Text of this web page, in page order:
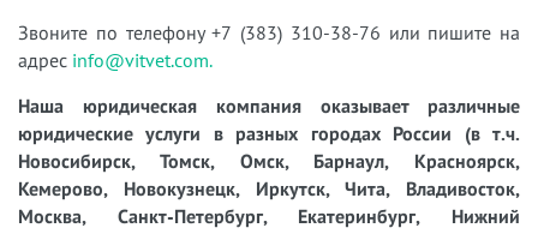
Звоните по телефону +7 (383) 310-38-76 или пишите на
адрес info@vitvet.com.
Наша юридическая компания оказывает различные
юридические услуги в разных городах России (в т.ч.
Новосибирск, Томск, Омск, Барнаул, Красноярск,
Кемерово, Новокузнецк, Иркутск, Чита, Владивосток,
Москва, Санкт-Петербург, Екатеринбург, Нижний